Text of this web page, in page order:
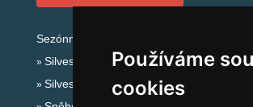
Používáme
cookies
Sezónní odkazy:
Silvester Šumava
Silvestr na horách 2025/26